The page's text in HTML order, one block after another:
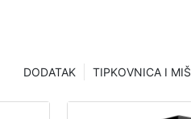
TIPKOVNICA I MIŠ
DODATAK